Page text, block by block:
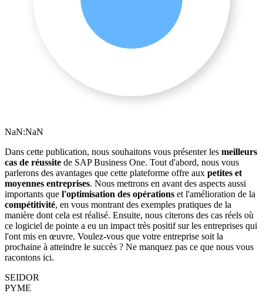
NaN:NaN
Dans cette publication, nous souhaitons vous présenter les meilleurs
cas de réussite de SAP Business One. Tout d'abord, nous vous
parlerons des avantages que cette plateforme offre aux petites et
moyennes entreprises. Nous mettrons en avant des aspects aussi
importants que l'optimisation des opérations et l'amélioration de la
compétitivité, en vous montrant des exemples pratiques de la
manière dont cela est réalisé. Ensuite, nous citerons des cas réels où
ce logiciel de pointe a eu un impact très positif sur les entreprises qui
l'ont mis en œuvre. Voulez-vous que votre entreprise soit la
prochaine à atteindre le succès ? Ne manquez pas ce que nous vous
racontons ici.
SEIDOR
PYME